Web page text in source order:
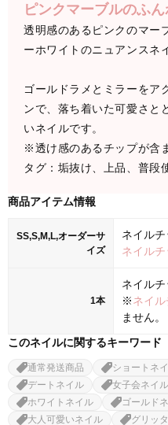
ピンクマーブルのふ
透明感のあるピンクのマー
ーホワイトのニュアンスネ
ゴールドラメとミラーをア
ンで、落ち着いた可愛さと
いネイルです。
※透け感のあるチップが含
タグ：垢抜け、上品、普段
商品アイテム情報
SS,S,M,L,オーダーサ
イズ
ネイル
ネイル
1本
ネイル
※ネイ
ません。
このネイルに関するキーワード
通常発送商品 ショートネ
デートネイル
女子会ネイル
ホワイトネイル
ゴールド
大人可愛いネイル
グリッ